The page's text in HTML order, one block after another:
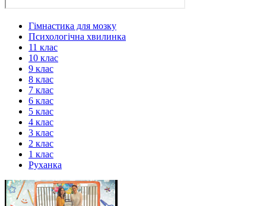
Гімнастика для мозку
Психологічна хвилинка
11 клас
10 клас
9 клас
8 клас
7 клас
6 клас
5 клас
4 клас
3 клас
2 клас
1 клас
Руханка